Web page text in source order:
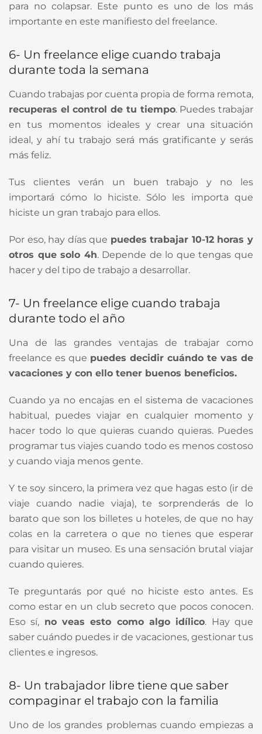
para no colapsar. Este punto es uno de los más
importante en este manifiesto del freelance.
6- Un freelance elige cuando trabaja
durante toda la semana
Cuando trabajas por cuenta propia de forma remota,
recuperas el control de tu tiempo. Puedes trabajar
en tus momentos ideales y crear una situación
ideal, y ahí tu trabajo será más gratificante y serás
más feliz.
Tus clientes verán un buen trabajo y no les
importará cómo lo hiciste. Sólo les importa que
hiciste un gran trabajo para ellos.
Por eso, hay días que puedes trabajar 10-12 horas y
otros que solo 4h. Depende de lo que tengas que
hacer y del tipo de trabajo a desarrollar.
7- Un freelance elige cuando trabaja
durante todo el año
Una de las grandes ventajas de trabajar como
freelance es que puedes decidir cuándo te vas de
vacaciones y con ello tener buenos beneficios.
Cuando ya no encajas en el sistema de vacaciones
habitual, puedes viajar en cualquier momento y
hacer todo lo que quieras cuando quieras. Puedes
programar tus viajes cuando todo es menos costoso
y cuando viaja menos gente.
Y te soy sincero, la primera vez que hagas esto (ir de
viaje cuando nadie viaja), te sorprenderás de lo
barato que son los billetes u hoteles, de que no hay
colas en la carretera o que no tienes que esperar
para visitar un museo. Es una sensación brutal viajar
cuando quieres.
Te preguntarás por qué no hiciste esto antes. Es
como estar en un club secreto que pocos conocen.
Eso sí, no veas esto como algo idílico. Hay que
saber cuándo puedes ir de vacaciones, gestionar tus
clientes e ingresos.
8- Un trabajador libre tiene que saber
compaginar el trabajo con la familia
Uno de los grandes problemas cuando empiezas a